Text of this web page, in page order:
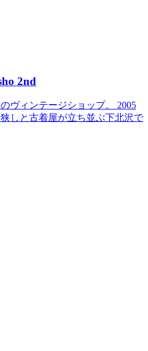
2nd
ヴィンテージショップ。 2005
しと古着屋が立ち並ぶ下北沢で